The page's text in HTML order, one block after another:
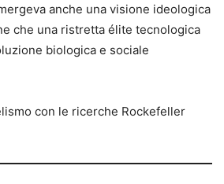
anche una visione ideologica
che una ristretta élite tecnologica
biologica e sociale
con le ricerche Rockefeller